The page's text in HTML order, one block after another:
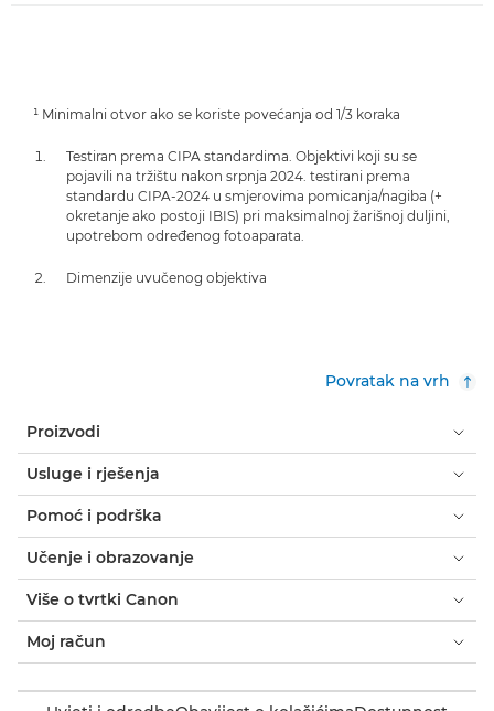
¹ Minimalni otvor ako se koriste povećanja od 1/3 koraka
Testiran prema CIPA standardima. Objektivi koji su se
pojavili na tržištu nakon srpnja 2024. testirani prema
standardu CIPA-2024 u smjerovima pomicanja/nagiba (+
okretanje ako postoji IBIS) pri maksimalnoj žarišnoj duljini,
upotrebom određenog fotoaparata.
Dimenzije uvučenog objektiva
Povratak na vrh
Proizvodi
Usluge i rješenja
Pomoć i podrška
Učenje i obrazovanje
Više o tvrtki Canon
Moj račun